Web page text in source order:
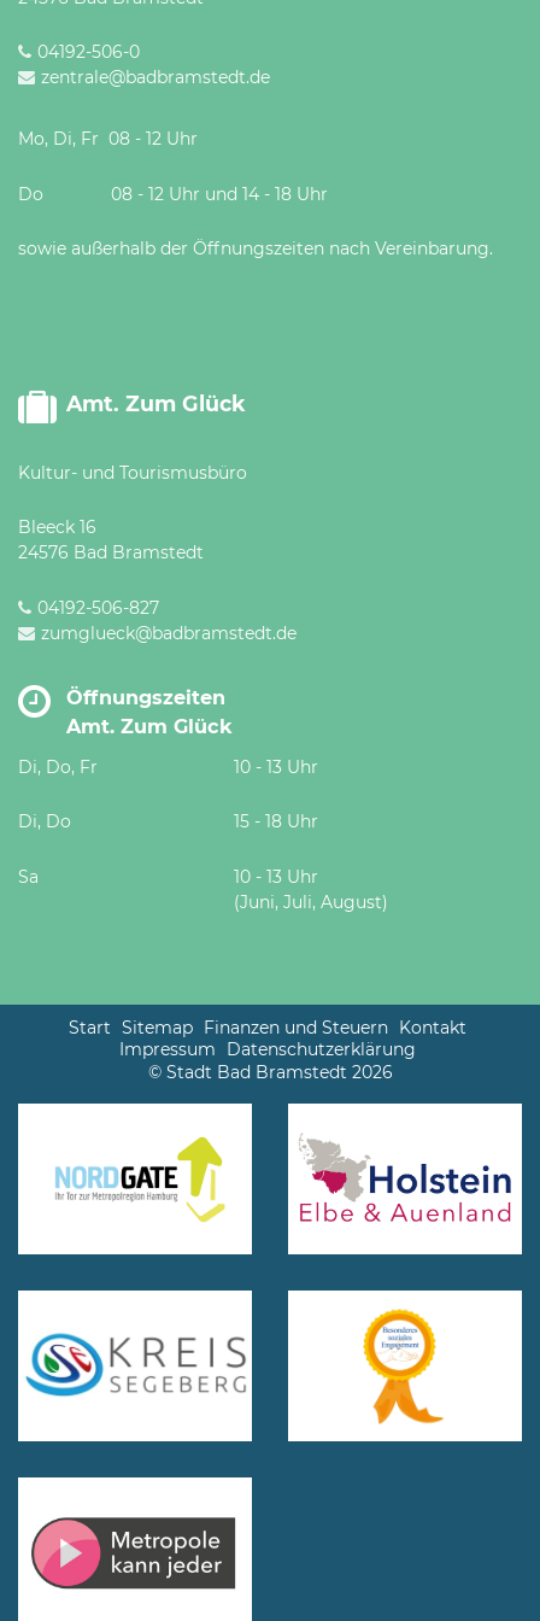
04192-506-0
zentrale@badbramstedt.de
Mo, Di, Fr 08 - 12 Uhr
Do 08 - 12 Uhr und 14 - 18 Uhr
sowie außerhalb der Öffnungszeiten nach Vereinbarung.
Amt. Zum Glück
Kultur- und Tourismusbüro
Bleeck 16
24576 Bad Bramstedt
04192-506-827
zumglueck@badbramstedt.de
Öffnungszeiten
Amt. Zum Glück
Di, Do, Fr 10 - 13 Uhr
Di, Do 15 - 18 Uhr
Sa
10 - 13 Uhr
(Juni, Juli, August)
Start Sitemap Finanzen und Steuern Kontakt
Impressum
Datenschutzerklärung
© Stadt Bad Bramstedt 2026